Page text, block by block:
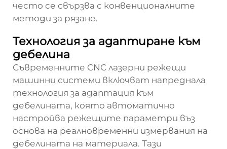
често се свързва с конвенционалните
методи за рязане.
Технология за адаптиране към
дебелина
Съвременните CNC лазерни режещи
машинни системи включват напреднала
технология за адаптация към
дебелината, която автоматично
настройва режещите параметри въз
основа на реалновременни измервания на
дебелината на материала. Тази